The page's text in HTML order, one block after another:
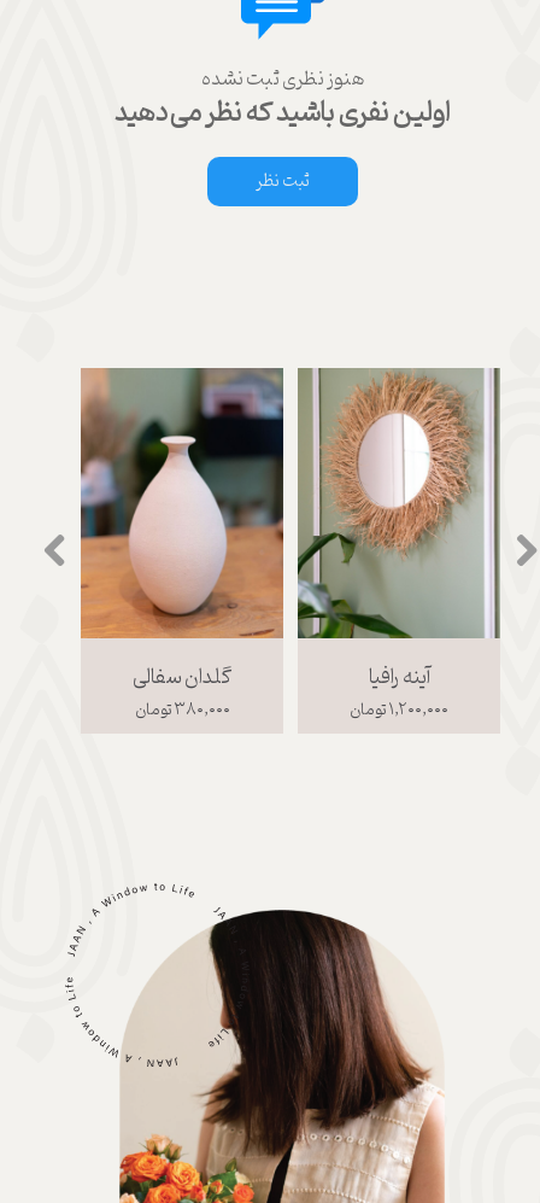
هنوز نظری ثبت نشده
اولین نفری باشید که نظر می‌دهید
ثبت نظر
گلدان سفالی
۳۸۰,۰۰۰ تومان
آینه رافیا
۱,۲۰۰,۰۰۰ تومان